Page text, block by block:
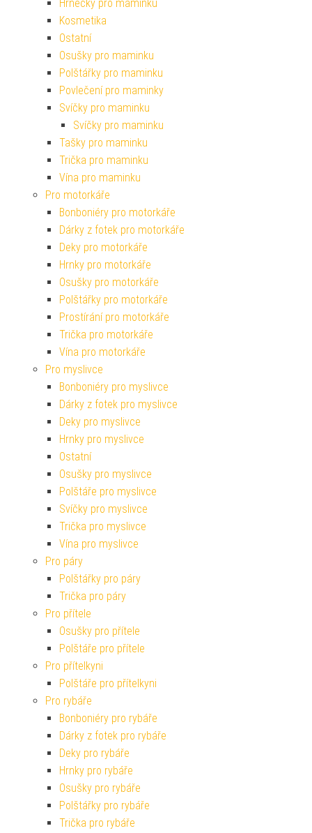
Hrnečky pro maminku
Kosmetika
Ostatní
Osušky pro maminku
Polštářky pro maminku
Povlečení pro maminky
Svíčky pro maminku
Svíčky pro maminku
Tašky pro maminku
Trička pro maminku
Vína pro maminku
Pro motorkáře
Bonboniéry pro motorkáře
Dárky z fotek pro motorkáře
Deky pro motorkáře
Hrnky pro motorkáře
Osušky pro motorkáře
Polštářky pro motorkáře
Prostírání pro motorkáře
Trička pro motorkáře
Vína pro motorkáře
Pro myslivce
Bonboniéry pro myslivce
Dárky z fotek pro myslivce
Deky pro myslivce
Hrnky pro myslivce
Ostatní
Osušky pro myslivce
Polštáře pro myslivce
Svíčky pro myslivce
Trička pro myslivce
Vína pro myslivce
Pro páry
Polštářky pro páry
Trička pro páry
Pro přítele
Osušky pro přítele
Polštáře pro přítele
Pro přítelkyni
Polštáře pro přítelkyni
Pro rybáře
Bonboniéry pro rybáře
Dárky z fotek pro rybáře
Deky pro rybáře
Hrnky pro rybáře
Osušky pro rybáře
Polštářky pro rybáře
Trička pro rybáře